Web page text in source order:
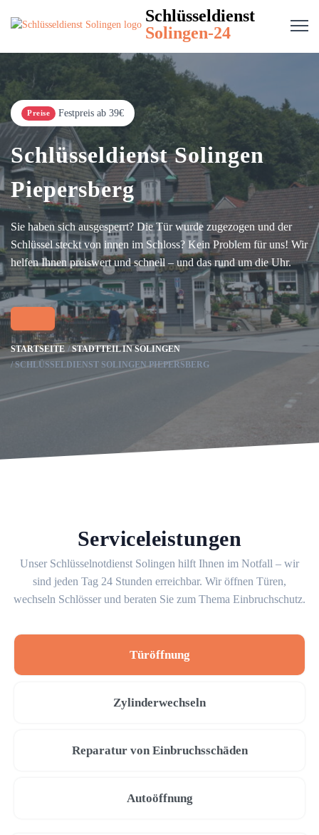
Schlüsseldienst
Solingen-24
Preise Festpreis ab 39€
Schlüsseldienst Solingen
Piepersberg
Sie haben sich ausgesperrt? Die Tür wurde zugezogen und der
Schlüssel steckt von innen im Schloss? Kein Problem für uns! Wir
helfen Ihnen preiswert und schnell – und das rund um die Uhr.
STARTSEITE
STADTTEIL IN SOLINGEN
SCHLÜSSELDIENST SOLINGEN PIEPERSBERG
Serviceleistungen
Unser Schlüsselnotdienst Solingen hilft Ihnen im Notfall – wir
sind jeden Tag 24 Stunden erreichbar. Wir öffnen Türen,
wechseln Schlösser und beraten Sie zum Thema Einbruchschutz.
Türöffnung
Zylinderwechseln
Reparatur von Einbruchsschäden
Autoöffnung